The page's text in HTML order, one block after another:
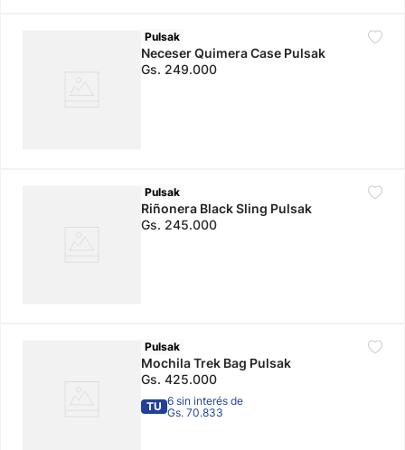
Pulsak
Neceser Quimera Case Pulsak
Gs. 249.000
Pulsak
Riñonera Black Sling Pulsak
Gs. 245.000
Pulsak
Mochila Trek Bag Pulsak
Gs. 425.000
TU 6 sin interés de
Gs. 70.833